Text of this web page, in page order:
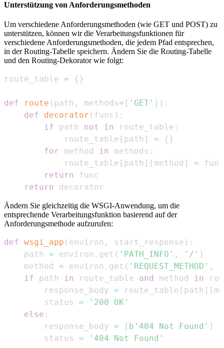
Unterstützung von Anforderungsmethoden
Um verschiedene Anforderungsmethoden (wie GET und POST) zu
unterstützen, können wir die Verarbeitungsfunktionen für
verschiedene Anforderungsmethoden, die jedem Pfad entsprechen,
in der Routing-Tabelle speichern. Ändern Sie die Routing-Tabelle
und den Routing-Dekorator wie folgt:
route_table = { }
def route ( path , methods= [ 'GET' ] ) :
def
decorator ( func ) :
if path not in route_table :
            route_table
[ path ] = { }
for method in methods :
            route_table
[ path ] [ method ]
=
return
return
decorator
Ändern Sie gleichzeitig die WSGI-Anwendung, um die
entsprechende Verarbeitungsfunktion basierend auf der
Anforderungsmethode aufzurufen:
def wsgi_app ( environ , start_response ) :
    path
= environ . get ( 'PATH_INFO' , '/' )
    method
= environ . get ( 'REQUEST_METHOD' ,
if path in route_table and method in
        response_body
= route_table [ path ] [
        status
=
'200 OK'
else :
        response_body
= [ b'404 Not Found' ]
        status
= '404 Not Found'